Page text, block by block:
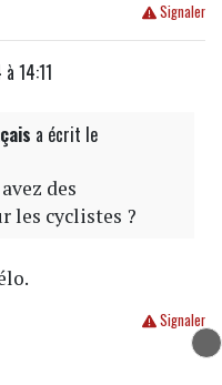
Signaler
14:11
a écrit le
des
les cyclistes ?
Signaler